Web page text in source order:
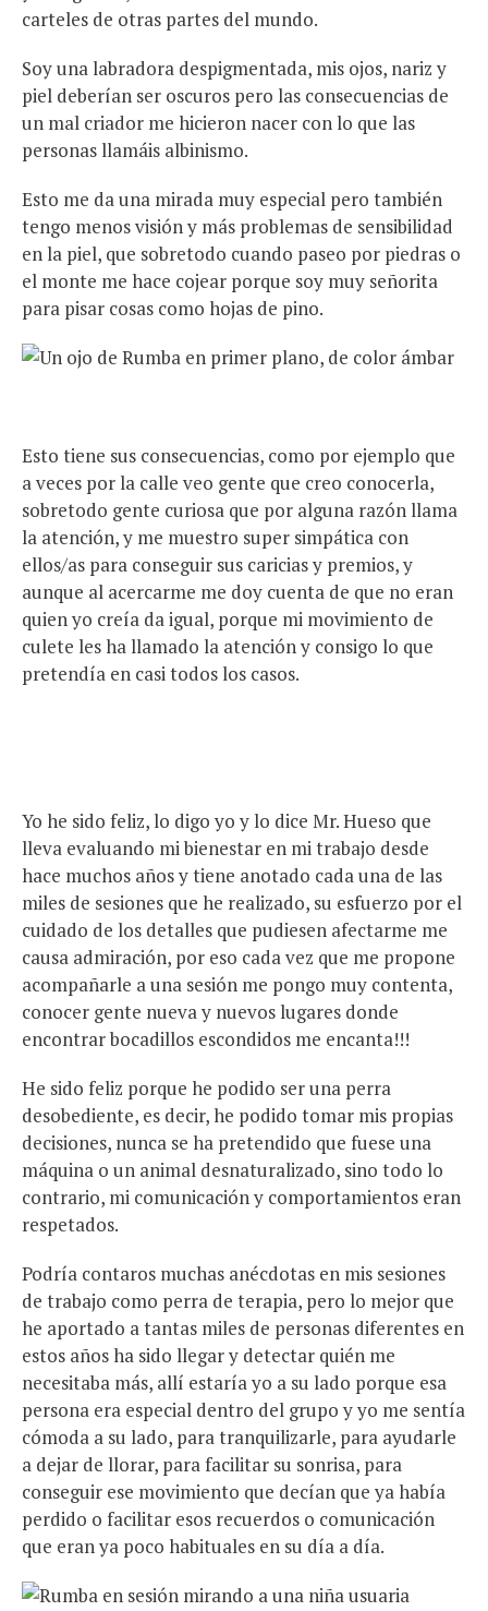
carteles de otras partes del mundo.
Soy una labradora despigmentada, mis ojos, nariz y
piel deberían ser oscuros pero las consecuencias de
un mal criador me hicieron nacer con lo que las
personas llamáis albinismo.
Esto me da una mirada muy especial pero también
tengo menos visión y más problemas de sensibilidad
en la piel, que sobretodo cuando paseo por piedras o
el monte me hace cojear porque soy muy señorita
para pisar cosas como hojas de pino.
Esto tiene sus consecuencias, como por ejemplo que
a veces por la calle veo gente que creo conocerla,
sobretodo gente curiosa que por alguna razón llama
la atención, y me muestro super simpática con
ellos/as para conseguir sus caricias y premios, y
aunque al acercarme me doy cuenta de que no eran
quien yo creía da igual, porque mi movimiento de
culete les ha llamado la atención y consigo lo que
pretendía en casi todos los casos.
Yo he sido feliz, lo digo yo y lo dice Mr. Hueso que
lleva evaluando mi bienestar en mi trabajo desde
hace muchos años y tiene anotado cada una de las
miles de sesiones que he realizado, su esfuerzo por el
cuidado de los detalles que pudiesen afectarme me
causa admiración, por eso cada vez que me propone
acompañarle a una sesión me pongo muy contenta,
conocer gente nueva y nuevos lugares donde
encontrar bocadillos escondidos me encanta!!!
He sido feliz porque he podido ser una perra
desobediente, es decir, he podido tomar mis propias
decisiones, nunca se ha pretendido que fuese una
máquina o un animal desnaturalizado, sino todo lo
contrario, mi comunicación y comportamientos eran
respetados.
Podría contaros muchas anécdotas en mis sesiones
de trabajo como perra de terapia, pero lo mejor que
he aportado a tantas miles de personas diferentes en
estos años ha sido llegar y detectar quién me
necesitaba más, allí estaría yo a su lado porque esa
persona era especial dentro del grupo y yo me sentía
cómoda a su lado, para tranquilizarle, para ayudarle
a dejar de llorar, para facilitar su sonrisa, para
conseguir ese movimiento que decían que ya había
perdido o facilitar esos recuerdos o comunicación
que eran ya poco habituales en su día a día.